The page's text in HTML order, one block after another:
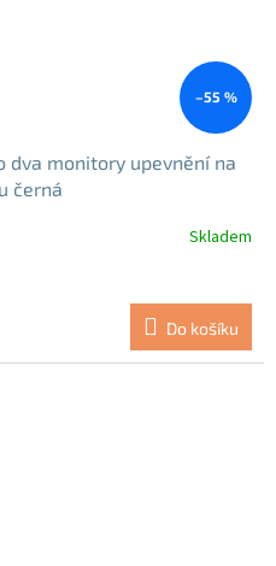
–55 %
dva monitory upevnění na
černá
Skladem
Do košíku